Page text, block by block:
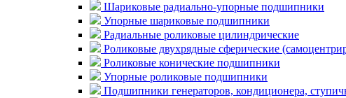
Шариковые радиально-упорные подшипники
Упорные шариковые подшипники
Радиальные роликовые цилиндрические
Роликовые двухрядные сферические
Роликовые конические подшипники
Упорные роликовые подшипники
Подшипники генераторов, кондиционера,